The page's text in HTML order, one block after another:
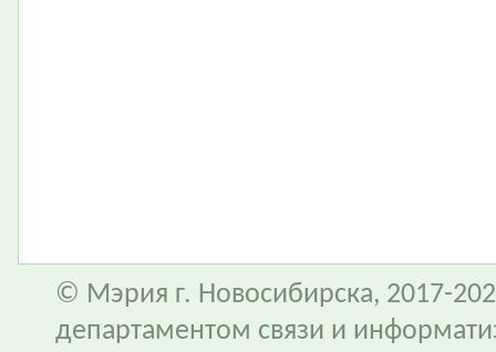
© Мэрия г. Новосибирска, 2017-
департаментом связи и